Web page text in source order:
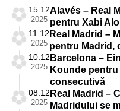
15.12
2025
Alavés – Real
pentru Xabi
11.12
2025
Real Madrid –
pentru Madrid,
10.12
2025
Barcelona –
Kounde
consecutivă
08.12
2025
Real Madrid –
Madridului se